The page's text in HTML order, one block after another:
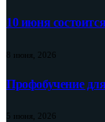
10 июня
8 июня, 2026
Профобучение
5 июня, 2026